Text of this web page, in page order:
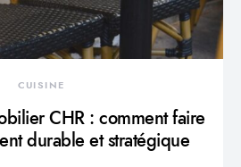
CUISINE
CHR : comment faire
durable et stratégique